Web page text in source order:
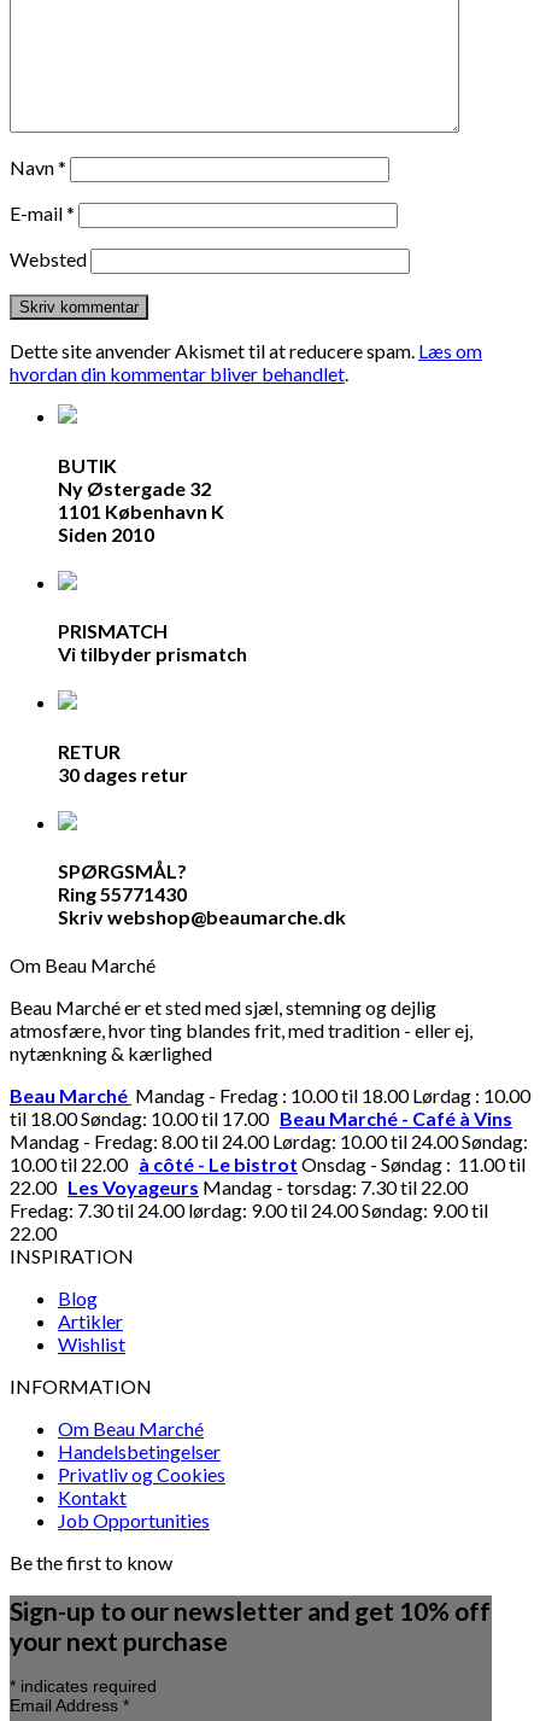
Navn*
E-mail*
Websted
Dette site anvender Akismet til at reducere spam. Læs om
hvordan din kommentar bliver behandlet.
BUTIK
Ny Østergade 32
1101 København K
Siden 2010
PRISMATCH
Vi tilbyder prismatch
RETUR
30 dages retur
SPØRGSMÅL?
Ring 55771430
Skriv webshop@beaumarche.dk
Om Beau Marché
Beau Marché er et sted med sjæl, stemning og dejlig
atmosfære, hvor ting blandes frit, med tradition - eller ej,
nytænkning & kærlighed
Beau Marché Mandag - Fredag : 10.00 til 18.00 Lørdag : 10.00
til 18.00 Søndag: 10.00 til 17.00 Beau Marché - Café à Vins
Mandag - Fredag: 8.00 til 24.00 Lørdag: 10.00 til 24.00 Søndag:
10.00 til 22.00 à côté - Le bistrot Onsdag - Søndag : 11.00 til
22.00 Les Voyageurs Mandag - torsdag: 7.30 til 22.00
Fredag: 7.30 til 24.00 lørdag: 9.00 til 24.00 Søndag: 9.00 til
22.00
INSPIRATION
Blog
Artikler
Wishlist
INFORMATION
Om Beau Marché
Handelsbetingelser
Privatliv og Cookies
Kontakt
Job Opportunities
Be the first to know
Sign-up to our newsletter and get 10% off
your next purchase
* indicates required
Email Address *